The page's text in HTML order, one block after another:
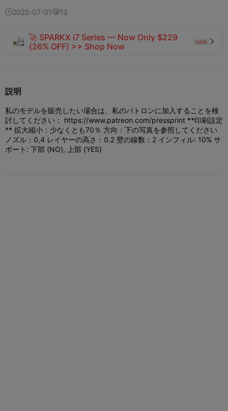
2022-07-0112
🚀 SPARKX i7 Series — Now Only $229
(26% OFF) >> Shop Now
sale 
説明
私のモデルを販売したい場合は、私のパトロンに加入することを検
討してください： https://www.patreon.com/pressprint **印刷設定
** 拡大縮小：少なくとも70％ 方向：下の写真を参照してください
ノズル：0,4 レイヤーの高さ：0.2 壁の線数：2 インフィル: 10% サ
ポート: 下部 (NO), 上部 (YES)